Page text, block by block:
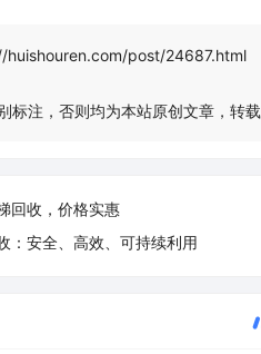
huishouren.com/post/24687.html
标注，否则均为本站原创文章，转
回收，价格实惠
：安全、高效、可持续利用